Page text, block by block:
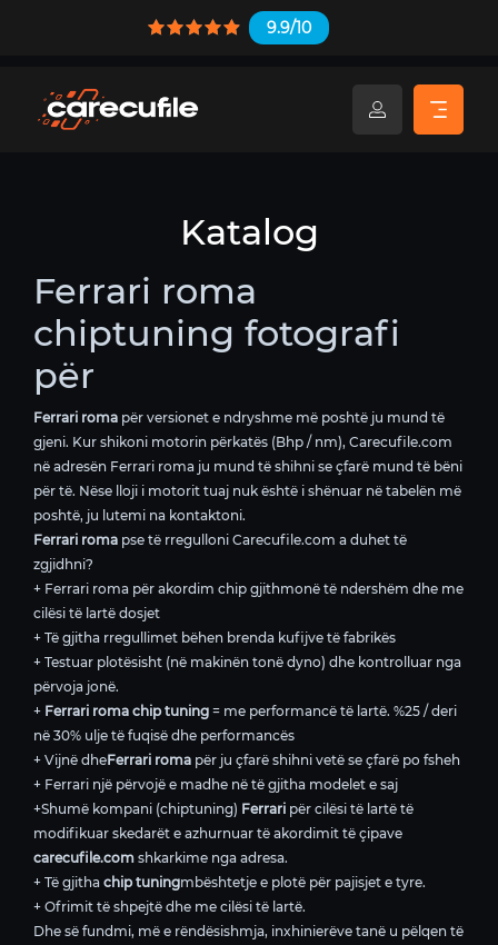
9.9/10
Katalog
Ferrari roma
chiptuning fotografi
për
Ferrari roma për versionet e ndryshme më poshtë ju mund të
gjeni. Kur shikoni motorin përkatës (Bhp / nm), Carecufile.com
në adresën Ferrari roma ju mund të shihni se çfarë mund të bëni
për të. Nëse lloji i motorit tuaj nuk është i shënuar në tabelën më
poshtë, ju lutemi na kontaktoni.
Ferrari roma pse të rregulloni Carecufile.com a duhet të
zgjidhni?
+ Ferrari roma për akordim chip gjithmonë të ndershëm dhe me
cilësi të lartë dosjet
+ Të gjitha rregullimet bëhen brenda kufijve të fabrikës
+ Testuar plotësisht (në makinën tonë dyno) dhe kontrolluar nga
përvoja jonë.
+ Ferrari roma chip tuning = me performancë të lartë. %25 / deri
në 30% ulje të fuqisë dhe performancës
+ Vijnë dheFerrari roma për ju çfarë shihni vetë se çfarë po fsheh
+ Ferrari një përvojë e madhe në të gjitha modelet e saj
+Shumë kompani (chiptuning) Ferrari për cilësi të lartë të
modifikuar skedarët e azhurnuar të akordimit të çipave
carecufile.com shkarkime nga adresa.
+ Të gjitha chip tuningmbështetje e plotë për pajisjet e tyre.
+ Ofrimit të shpejtë dhe me cilësi të lartë.
Dhe së fundmi, më e rëndësishmja, inxhinierëve tanë u pëlqen të